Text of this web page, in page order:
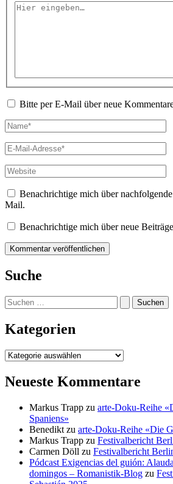
Hier
Bitte per E-Mail über neue
Name*
E-
Mail-
Adresse*
Website
Benachrichtige mich über
Mail.
Benachrichtige mich über neue
Suche
Suchen
nach:
Kategorien
Kategorien
Neueste Kommentare
Markus Trapp zu arte-Doku-Reihe
Spaniens»
Benedikt zu arte-Doku-Reihe «Die
Markus Trapp zu Festivalbericht
Carmen Döll zu Festivalbericht
Pódcast Exigencias del guión:
domingos – Romanistik-Blog zu